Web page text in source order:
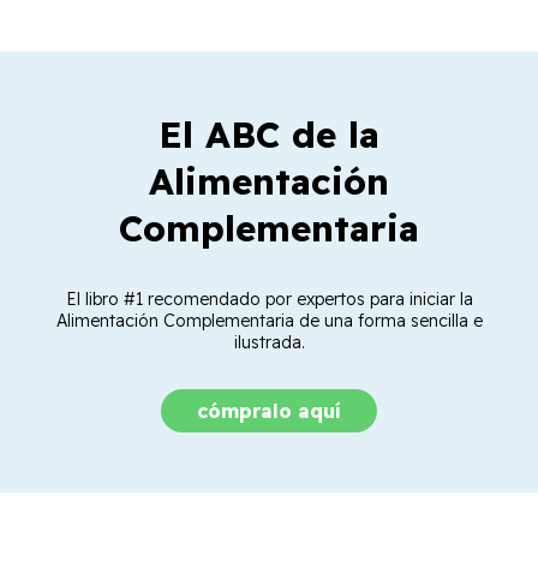
El ABC de la
Alimentación
Complementaria
El libro #1 recomendado por expertos para iniciar la
Alimentación Complementaria de una forma sencilla e
ilustrada.
cómpralo aquí